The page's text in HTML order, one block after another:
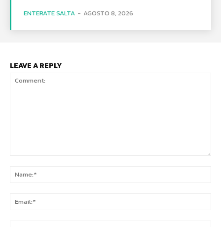
ENTERATE SALTA - AGOSTO 8, 2026
LEAVE A REPLY